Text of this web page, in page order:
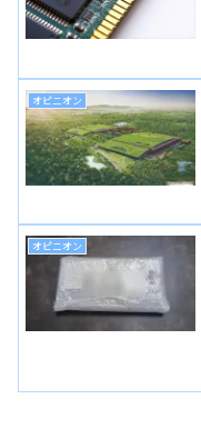
オピニオン
オピニオン